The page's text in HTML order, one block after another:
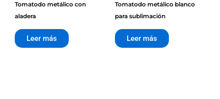
Tomatodo metálico con
aladera
Leer más
Tomatodo metálico blanco
para sublimación
Leer más